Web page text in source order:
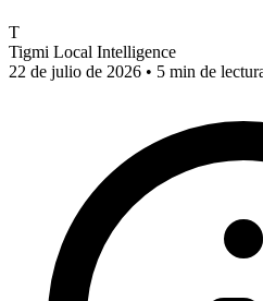
T
Tigmi Local Intelligence
22 de julio de 2026 • 5 min de